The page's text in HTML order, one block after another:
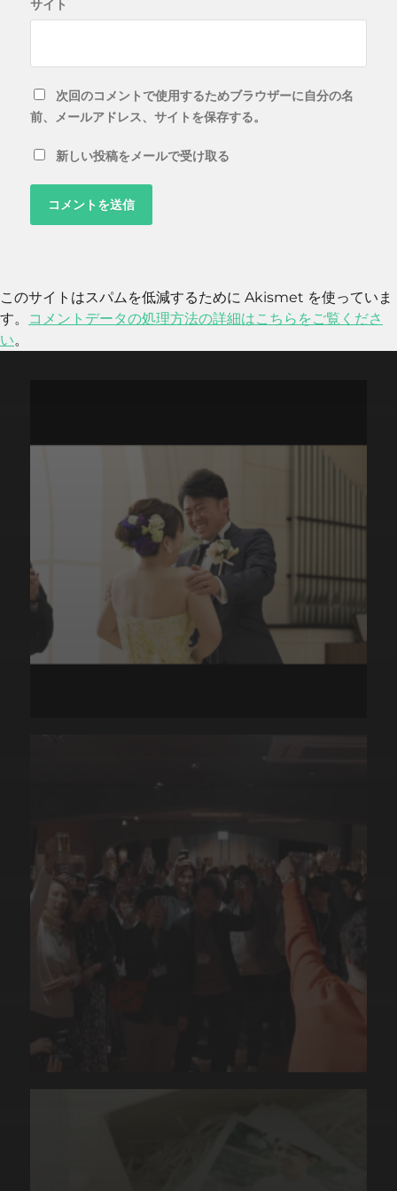
サイト
次回のコメントで使用するためブラウザーに自分の名
前、メールアドレス、サイトを保存する。
新しい投稿をメールで受け取る
このサイトはスパムを低減するために Akismet を使っていま
す。
コメントデータの処理方法の詳細はこちらをご覧くださ
い。